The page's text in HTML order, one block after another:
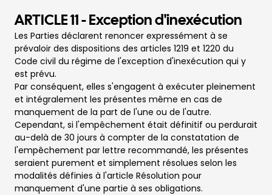
ARTICLE 11 - Exception d'inexécution
Les Parties déclarent renoncer expressément à se
prévaloir des dispositions des articles 1219 et 1220 du
Code civil du régime de l'exception d'inexécution qui y
est prévu.
Par conséquent, elles s'engagent à exécuter pleinement
et intégralement les présentes même en cas de
manquement de la part de l'une ou de l'autre.
Cependant, si l'empêchement était définitif ou perdurait
au-delà de 30 jours à compter de la constatation de
l'empêchement par lettre recommandé, les présentes
seraient purement et simplement résolues selon les
modalités définies à l'article Résolution pour
manquement d'une partie à ses obligations.